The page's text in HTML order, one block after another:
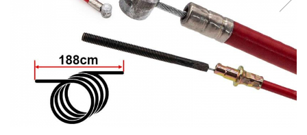
Placute de frana
https://www.doctortrotineta.ro/lumini
Stop trotineta
https://www.doctortrotineta.ro/cadru